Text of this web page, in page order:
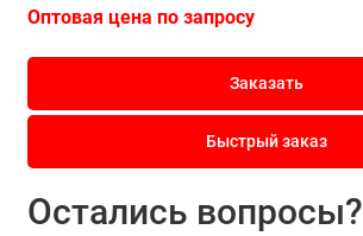
Оптовая цена по запросу
Заказать
Быстрый заказ
Остались вопросы?